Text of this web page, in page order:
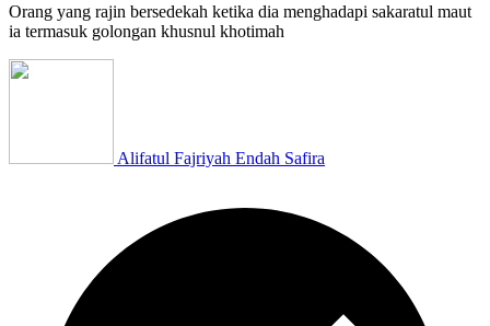
Orang yang rajin bersedekah ketika dia menghadapi sakaratul maut
ia termasuk golongan khusnul khotimah
Alifatul Fajriyah Endah Safira